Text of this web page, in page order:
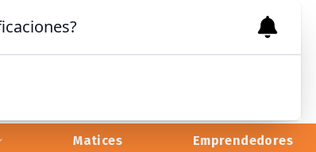
Matices Emprendedores